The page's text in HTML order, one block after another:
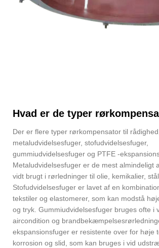
Hvad er de typer
Der er flere typer rørkompensator til
metaludvidelsesfuger, stofudvidelsesfuger,
gummiudvidelsesfuger og PTFE -
Metaludvidelsesfuger er de mest almindeligt
vidt brugt i rørledninger til olie, kemikalier,
Stofudvidelsesfuger er lavet af en
tekstiler og elastomerer, som kan modstå
og tryk. Gummiudvidelsesfuger bruges ofte i
aircondition og
ekspansionsfuger er resistente over for høje
korrosion og slid, som kan bruges i vid